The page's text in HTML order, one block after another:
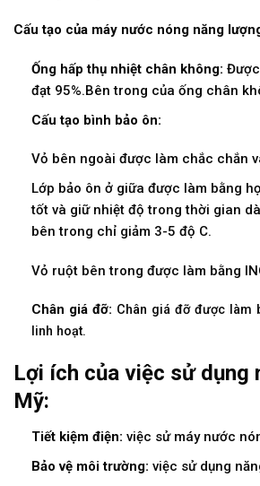
Cấu tạo của máy nước nóng năng
Ống hấp thụ nhiệt chân không:
đạt 95%.Bên trong của ống chân
Cấu tạo bình bảo ôn:
Vỏ bên ngoài được làm chắc chắn
Lớp bảo ôn ở giữa được làm bằng
tốt và giữ nhiệt độ trong thời gian
bên trong chỉ giảm 3-5 độ C.
Vỏ ruột bên trong được làm bằng
Chân giá đỡ: Chân giá đỡ được làm
linh hoạt.
Lợi ích của việc sử dụng
Mỹ:
Tiết kiệm điện: việc sử máy nước
Bảo vệ môi trường: việc sử dụng